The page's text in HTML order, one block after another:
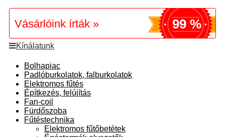
Vásárlóink írták » 99 %
Kínálatunk
Bolhapiac
Padlóburkolatok, falburkolatok
Elektromos fűtés
Építkezés, felújítás
Fan-coil
Fürdőszoba
Fűtéstechnika
Elektromos fűtőbetétek